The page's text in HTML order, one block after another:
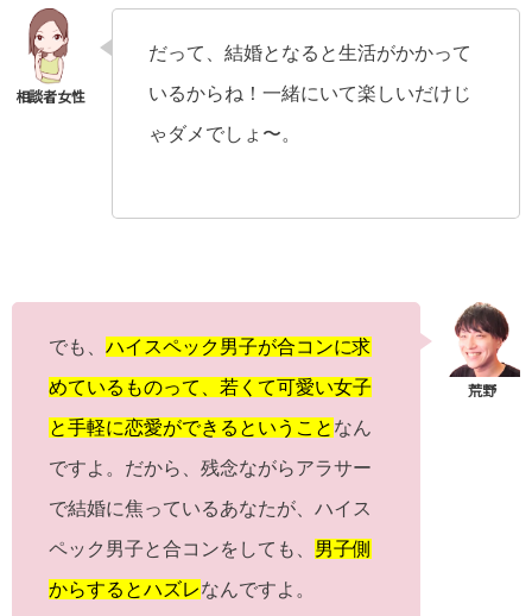
だって、結婚となると生活がかかって
いるからね！一緒にいて楽しいだけじ
ゃダメでしょ〜。
でも、 ハイスペック男子が合コンに求
めているものって、若くて可愛い女子
と手軽に恋愛ができるということ なん
ですよ。だから、残念ながらアラサー
で結婚に焦っているあなたが、ハイス
ペック男子と合コンをしても、 男子側
からするとハズレなんですよ。